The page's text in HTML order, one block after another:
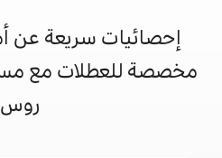
عن أماكن إقامة للإيجار
مسبح في مدينة سوز لا